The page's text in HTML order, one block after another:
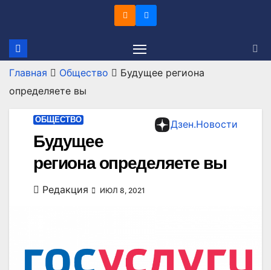
содержимому
Главная Общество
Будущее региона
определяете вы
Дзен.Новости
ОБЩЕСТВО
Будущее
региона определяете вы
Редакция ИЮЛ 8, 2021